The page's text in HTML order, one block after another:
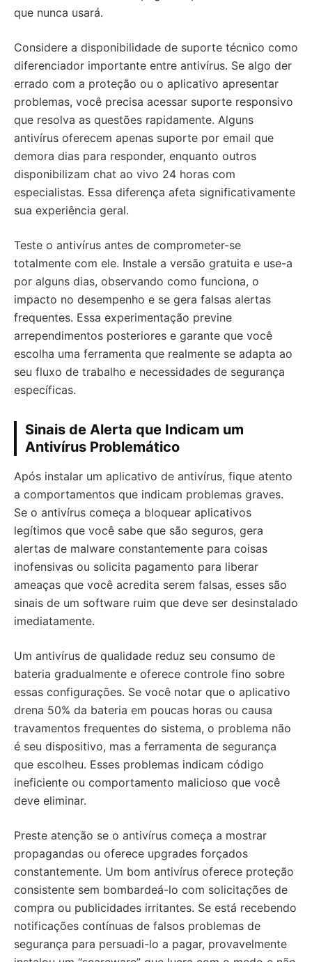
que nunca usará.
Considere a disponibilidade de suporte técnico como
diferenciador importante entre antivírus. Se algo der
errado com a proteção ou o aplicativo apresentar
problemas, você precisa acessar suporte responsivo
que resolva as questões rapidamente. Alguns
antivírus oferecem apenas suporte por email que
demora dias para responder, enquanto outros
disponibilizam chat ao vivo 24 horas com
especialistas. Essa diferença afeta significativamente
sua experiência geral.
Teste o antivírus antes de comprometer-se
totalmente com ele. Instale a versão gratuita e use-a
por alguns dias, observando como funciona, o
impacto no desempenho e se gera falsas alertas
frequentes. Essa experimentação previne
arrependimentos posteriores e garante que você
escolha uma ferramenta que realmente se adapta ao
seu fluxo de trabalho e necessidades de segurança
específicas.
Sinais de Alerta que Indicam um
Antivírus Problemático
Após instalar um aplicativo de antivírus, fique atento
a comportamentos que indicam problemas graves.
Se o antivírus começa a bloquear aplicativos
legítimos que você sabe que são seguros, gera
alertas de malware constantemente para coisas
inofensivas ou solicita pagamento para liberar
ameaças que você acredita serem falsas, esses são
sinais de um software ruim que deve ser desinstalado
imediatamente.
Um antivírus de qualidade reduz seu consumo de
bateria gradualmente e oferece controle fino sobre
essas configurações. Se você notar que o aplicativo
drena 50% da bateria em poucas horas ou causa
travamentos frequentes do sistema, o problema não
é seu dispositivo, mas a ferramenta de segurança
que escolheu. Esses problemas indicam código
ineficiente ou comportamento malicioso que você
deve eliminar.
Preste atenção se o antivírus começa a mostrar
propagandas ou oferece upgrades forçados
constantemente. Um bom antivírus oferece proteção
consistente sem bombardeá-lo com solicitações de
compra ou publicidades irritantes. Se está recebendo
notificações contínuas de falsos problemas de
segurança para persuadi-lo a pagar, provavelmente